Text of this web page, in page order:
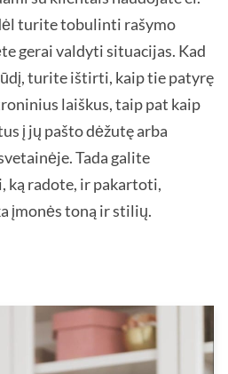
turite tobulinti rašymo
gerai valdyti situacijas. Kad
turite ištirti, kaip tie patyrę
laiškus, taip pat kaip
į jų pašto dėžutę arba
Tada galite
ką radote, ir pakartoti,
įmonės toną ir stilių.